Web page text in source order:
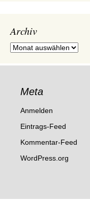
Archiv
Archiv
Meta
Anmelden
Eintrags-Feed
Kommentar-Feed
WordPress.org